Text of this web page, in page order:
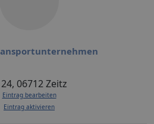
06712 Zeitz
Eintrag bearbeiten
Eintrag aktivieren